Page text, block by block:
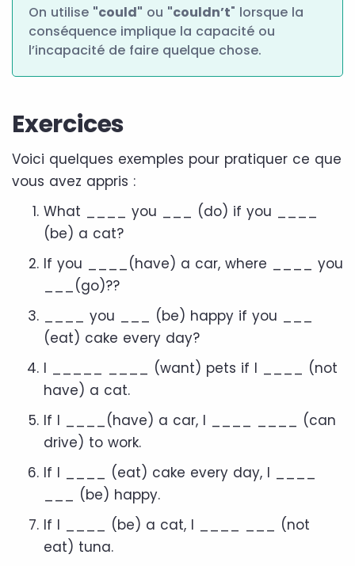
On utilise "could" ou "couldn’t" lorsque la
conséquence implique la capacité ou
l’incapacité de faire quelque chose.
Exercices
Voici quelques exemples pour pratiquer ce que
vous avez appris :
What ____ you ___ (do) if you ____
(be) a cat?
If you ____(have) a car, where ____ you
___(go)??
____ you ___ (be) happy if you ___
(eat) cake every day?
I _____ ____ (want) pets if I ____ (not
have) a cat.
If I ____(have) a car, I ____ ____ (can
drive) to work.
If I ____ (eat) cake every day, I ____
___ (be) happy.
If I ____ (be) a cat, I ____ ___ (not
eat) tuna.